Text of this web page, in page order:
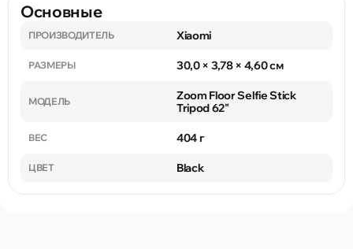
Основные
ПРОИЗВОДИТЕЛЬ Xiaomi
РАЗМЕРЫ 30,0 × 3,78 × 4,60 см
МОДЕЛЬ
Zoom Floor Selfie Stick
Tripod 62"
ВЕС 404 г
ЦВЕТ Black